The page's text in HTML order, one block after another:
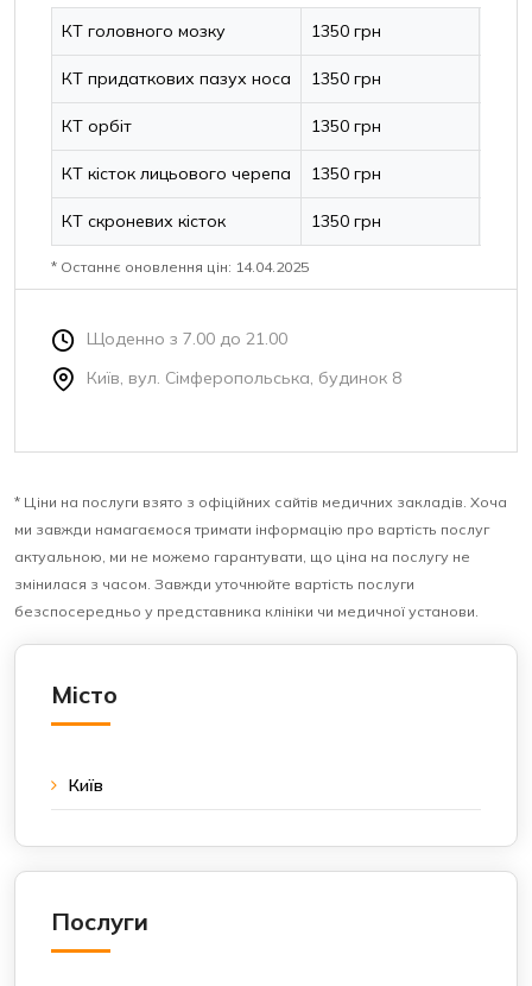
КТ головного мозку 1350 грн
КТ придаткових пазух носа 1350 грн
КТ орбіт 1350 грн
КТ кісток лицьового черепа 1350 грн
КТ скроневих кісток 1350 грн
* Останнє оновлення цін: 14.04.2025
Щоденно з 7.00 до 21.00
Київ, вул. Сімферопольська, будинок 8
* Ціни на послуги взято з офіційних сайтів медичних закладів. Хоча
ми завжди намагаємося тримати інформацію про вартість послуг
актуальною, ми не можемо гарантувати, що ціна на послугу не
змінилася з часом. Завжди уточнюйте вартість послуги
безспосередньо у представника клініки чи медичної установи.
Місто
Київ
Послуги